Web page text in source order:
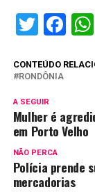
CONTEÚDO
RONDÔNIA
A SEGUIR
Mulher é
em Porto Velho
NÃO PERCA
Polícia prende
mercadorias